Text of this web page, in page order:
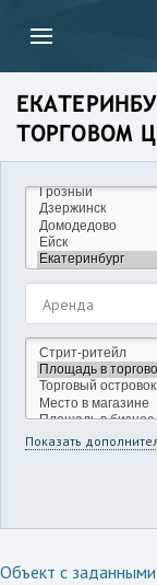
ТОРГОВОМ
Аренда
Показать
Объект с